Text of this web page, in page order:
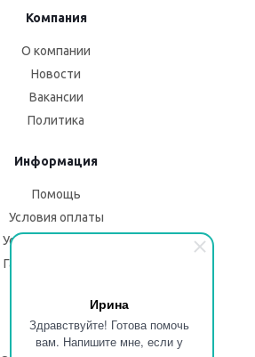
Ирина
Здравствуйте! Готова помочь
вам. Напишите мне, если у
Компания
О компании
Новости
Вакансии
Политика
Информация
Помощь
Условия оплаты
Условия доставки
Гарантия на товар
Блог